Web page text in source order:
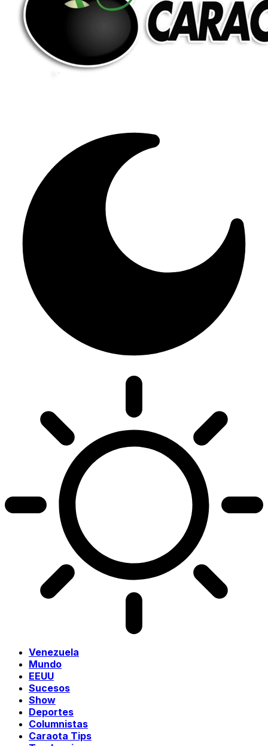
Venezuela
Mundo
EEUU
Sucesos
Show
Deportes
Columnistas
Caraota Tips